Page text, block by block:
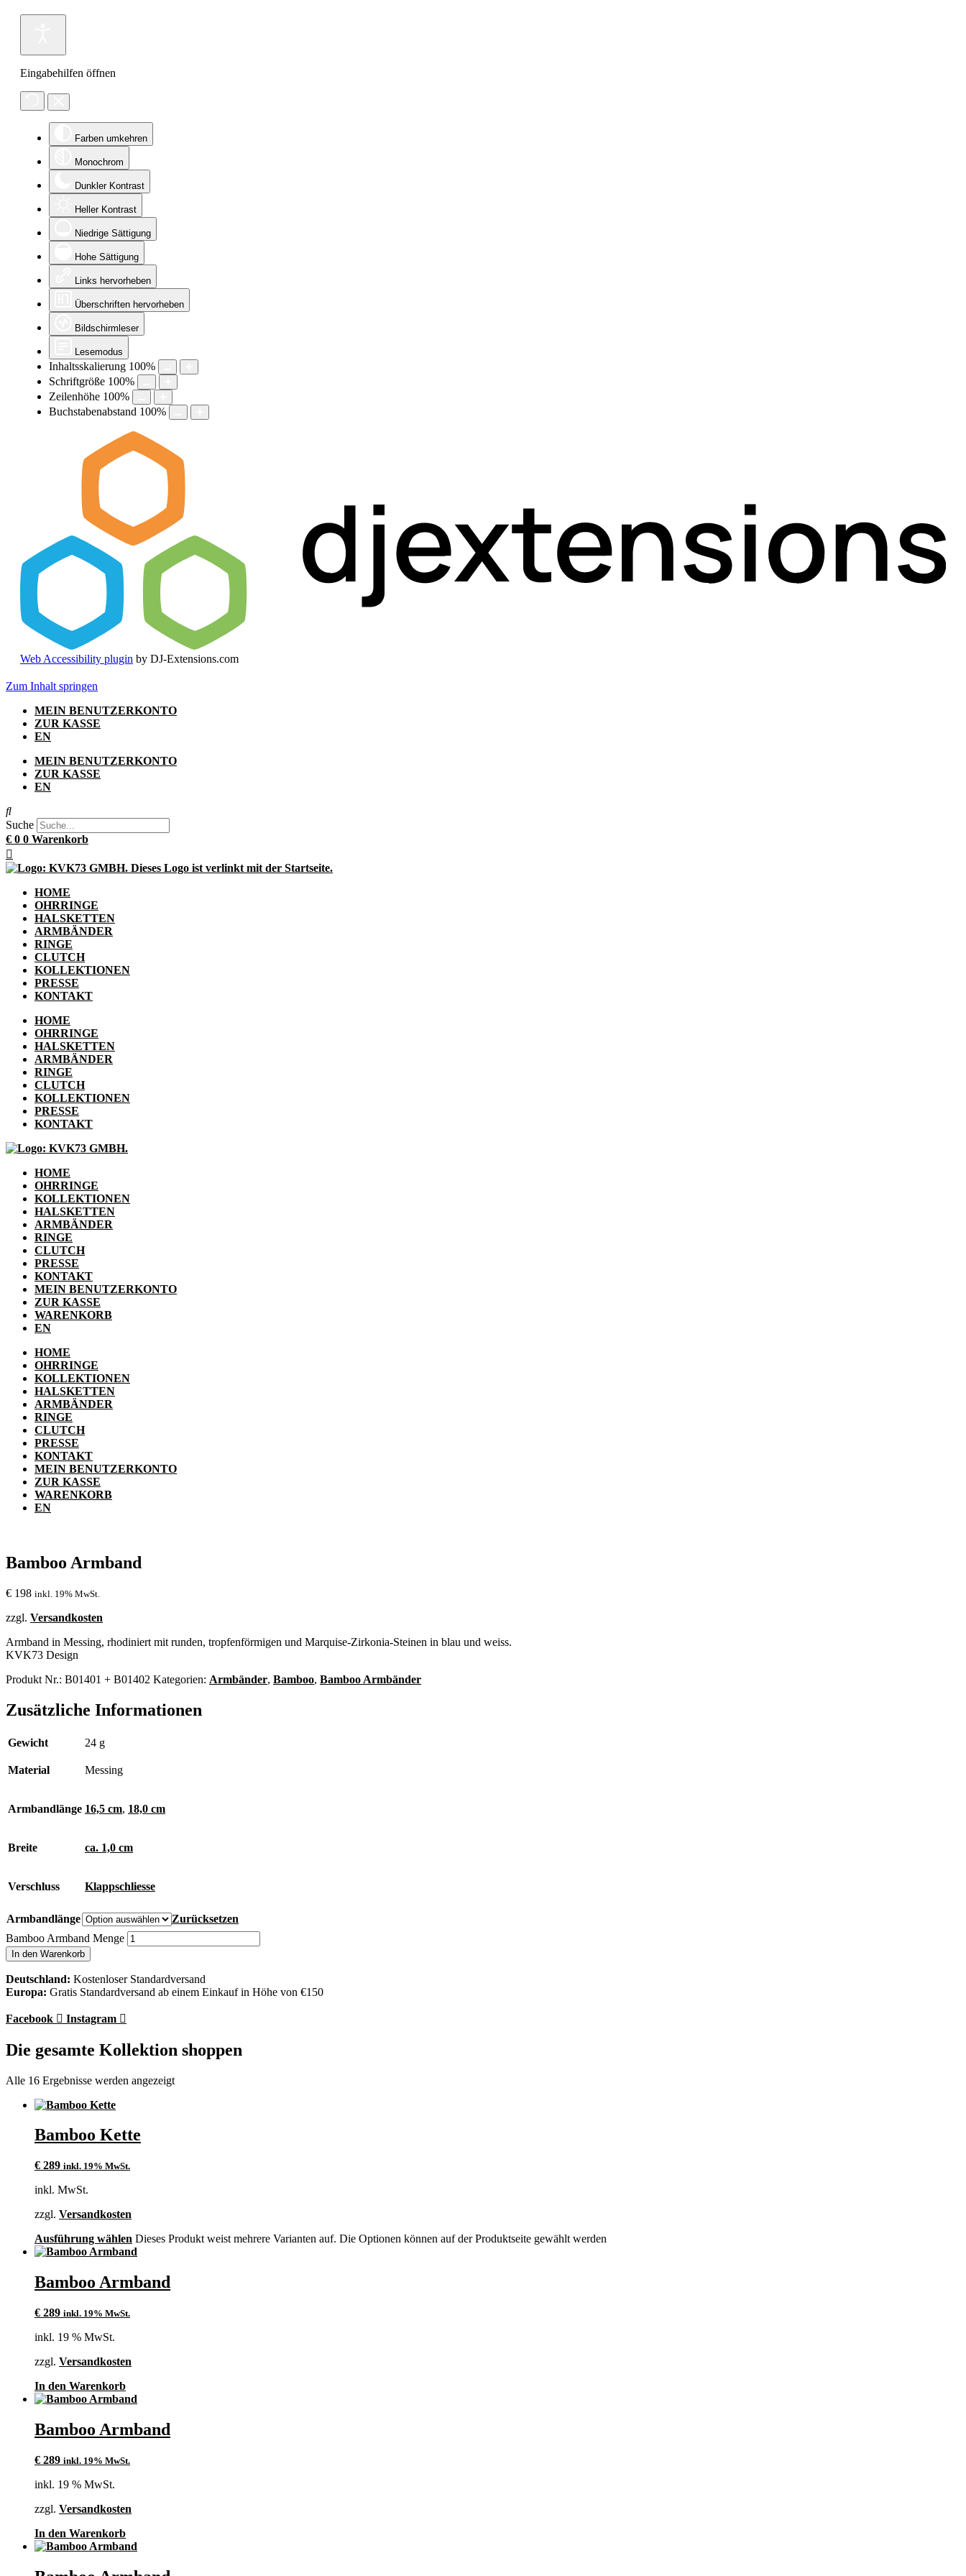
Eingabehilfen öffnen
Farben umkehren
Monochrom
Dunkler Kontrast
Heller Kontrast
Niedrige Sättigung
Hohe Sättigung
Links hervorheben
Überschriften hervorheben
Bildschirmleser
Lesemodus
Inhaltsskalierung 100%
Schriftgröße 100%
Zeilenhöhe 100%
Buchstabenabstand 100%
Web Accessibility plugin by DJ-Extensions.com
Zum Inhalt springen
MEIN BENUTZERKONTO
ZUR KASSE
EN
MEIN BENUTZERKONTO
ZUR KASSE
EN
Suche
€ 0 0 Warenkorb
HOME
OHRRINGE
HALSKETTEN
ARMBÄNDER
RINGE
CLUTCH
KOLLEKTIONEN
PRESSE
KONTAKT
HOME
OHRRINGE
HALSKETTEN
ARMBÄNDER
RINGE
CLUTCH
KOLLEKTIONEN
PRESSE
KONTAKT
HOME
OHRRINGE
KOLLEKTIONEN
HALSKETTEN
ARMBÄNDER
RINGE
CLUTCH
PRESSE
KONTAKT
MEIN BENUTZERKONTO
ZUR KASSE
WARENKORB
EN
HOME
OHRRINGE
KOLLEKTIONEN
HALSKETTEN
ARMBÄNDER
RINGE
CLUTCH
PRESSE
KONTAKT
MEIN BENUTZERKONTO
ZUR KASSE
WARENKORB
EN
Bamboo Armband
€ 198 inkl. 19% MwSt.
zzgl. Versandkosten
Armband in Messing, rhodiniert mit runden, tropfenförmigen und Marquise-Zirkonia-Steinen in blau und weiss.
KVK73 Design
Produkt Nr.: B01401 + B01402 Kategorien: Armbänder, Bamboo, Bamboo Armbänder
Zusätzliche Informationen
Gewicht 24 g
Material Messing
Armbandlänge 16,5 cm, 18,0 cm
Breite ca. 1,0 cm
Verschluss Klappschliesse
Armbandlänge
Zurücksetzen
Bamboo Armband Menge
In den Warenkorb
Deutschland: Kostenloser Standardversand
Europa: Gratis Standardversand ab einem Einkauf in Höhe von €150
Facebook Instagram
Die gesamte Kollektion shoppen
Alle 16 Ergebnisse werden angezeigt
Bamboo Kette
€ 289 inkl. 19% MwSt.
inkl. MwSt.
zzgl. Versandkosten
Ausführung wählen Dieses Produkt weist mehrere Varianten auf. Die Optionen können auf der Produktseite gewählt werden
Bamboo Armband
€ 289 inkl. 19% MwSt.
inkl. 19 % MwSt.
zzgl. Versandkosten
In den Warenkorb
Bamboo Armband
€ 289 inkl. 19% MwSt.
inkl. 19 % MwSt.
zzgl. Versandkosten
In den Warenkorb